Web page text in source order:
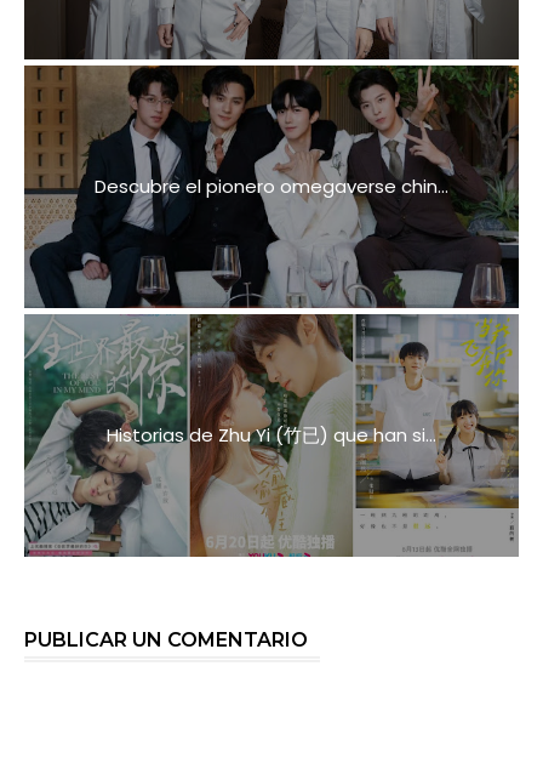
Descubre el pionero omegaverse chin...
Historias de Zhu Yi (竹已) que han si...
PUBLICAR UN COMENTARIO